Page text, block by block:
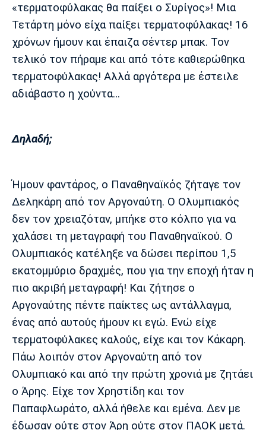
«τερματοφύλακας θα παίξει ο Συρίγος»! Μια
Τετάρτη μόνο είχα παίξει τερματοφύλακας! 16
χρόνων ήμουν και έπαιζα σέντερ μπακ. Τον
τελικό τον πήραμε και από τότε καθιερώθηκα
τερματοφύλακας! Αλλά αργότερα με έστειλε
αδιάβαστο η χούντα…
Δηλαδή;
Ήμουν φαντάρος, ο Παναθηναϊκός ζήταγε τον
Δεληκάρη από τον Αργοναύτη. Ο Ολυμπιακός
δεν τον χρειαζόταν, μπήκε στο κόλπο για να
χαλάσει τη μεταγραφή του Παναθηναϊκού. Ο
Ολυμπιακός κατέληξε να δώσει περίπου 1,5
εκατομμύριο δραχμές, που για την εποχή ήταν η
πιο ακριβή μεταγραφή! Και ζήτησε ο
Αργοναύτης πέντε παίκτες ως αντάλλαγμα,
ένας από αυτούς ήμουν κι εγώ. Ενώ είχε
τερματοφύλακες καλούς, είχε και τον Κάκαρη.
Πάω λοιπόν στον Αργοναύτη από τον
Ολυμπιακό και από την πρώτη χρονιά με ζητάει
ο Άρης. Είχε τον Χρηστίδη και τον
Παπαφλωράτο, αλλά ήθελε και εμένα. Δεν με
έδωσαν ούτε στον Άρη ούτε στον ΠΑΟΚ μετά.